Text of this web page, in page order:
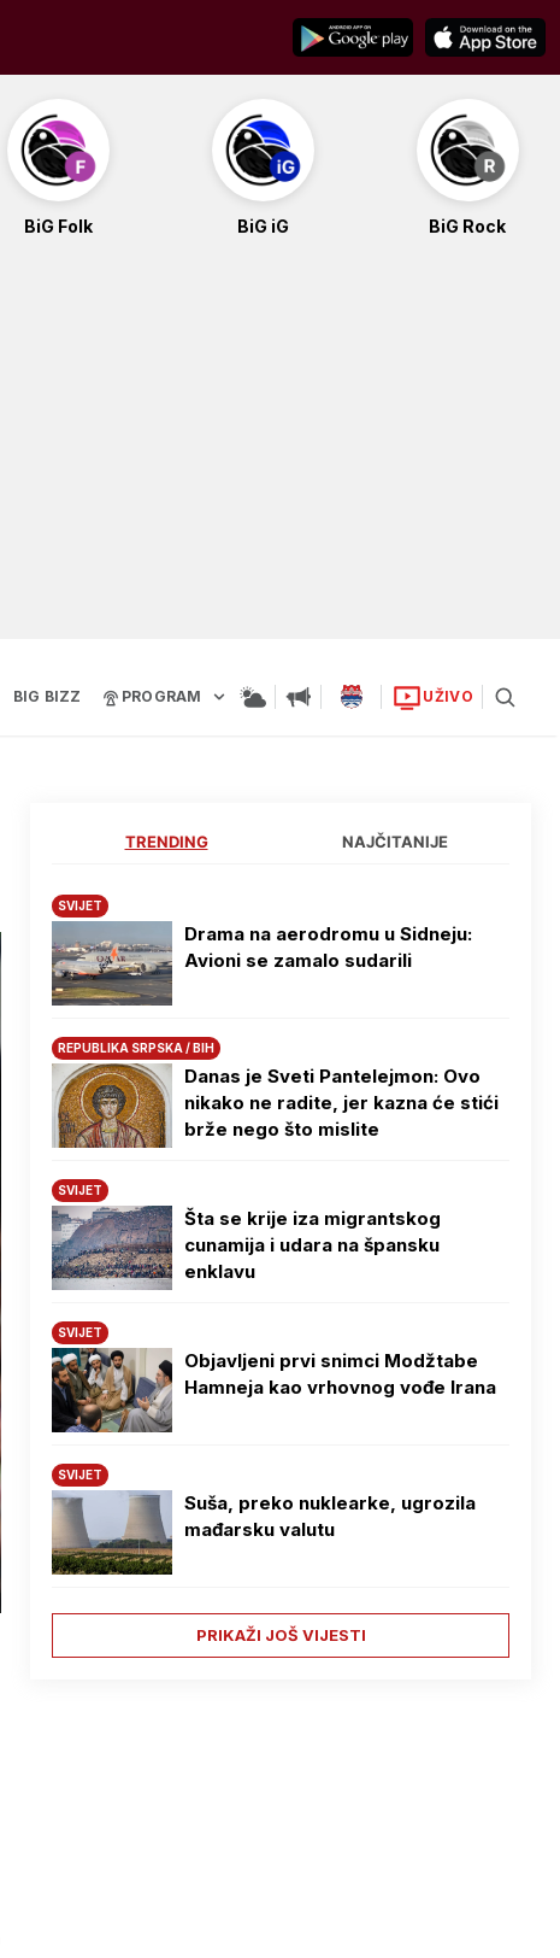
BiG Folk BiG iG BiG Rock
BIG BIZZ PROGRAM UŽIVO
TRENDING NAJČITANIJE
SVIJET
Drama na aerodromu u Sidneju:
Avioni se zamalo sudarili
REPUBLIKA SRPSKA / BIH
Danas je Sveti Pantelejmon: Ovo
nikako ne radite, jer kazna će stići
brže nego što mislite
SVIJET
Šta se krije iza migrantskog
cunamija i udara na špansku
enklavu
SVIJET
Objavljeni prvi snimci Modžtabe
Hamneja kao vrhovnog vođe Irana
SVIJET
Suša, preko nuklearke, ugrozila
mađarsku valutu
PRIKAŽI JOŠ VIJESTI